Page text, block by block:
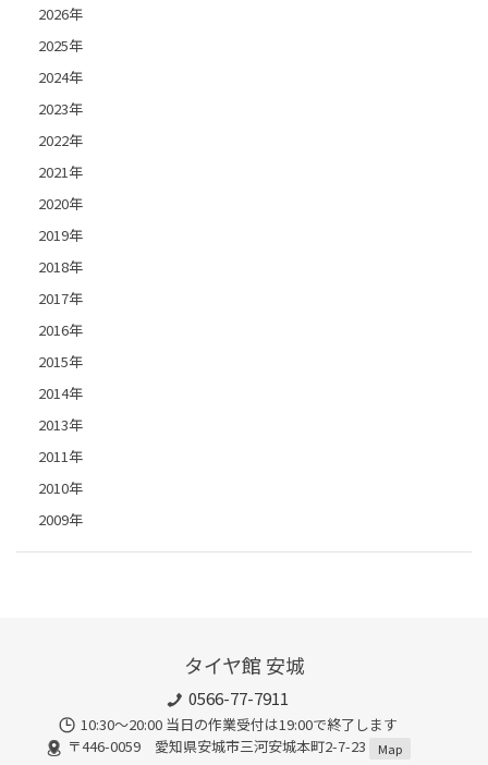
2026年
2025年
2024年
2023年
2022年
2021年
2020年
2019年
2018年
2017年
2016年
2015年
2014年
2013年
2011年
2010年
2009年
タイヤ館 安城
0566-77-7911
10:30〜20:00 当日の作業受付は19:00で終了します
〒446-0059 愛知県安城市三河安城本町2-7-23
Map